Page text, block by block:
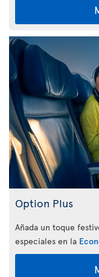
Option Plus
Añada un toque
especiales en la